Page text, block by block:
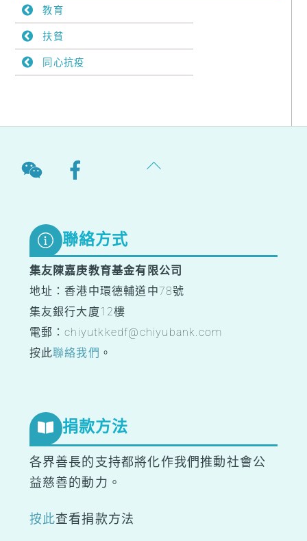
教育
扶貧
同心抗疫
Back
聯絡方式
集友陳嘉庚教育基金有限公司
地址：香港中環德輔道中78號
集友銀行大廈12樓
電郵：chiyutkkedf@chiyubank.com
按此聯絡我們 。
捐款方法
各界善長的支持都將化作我們推動社會公
益慈善的動力。
按此查看捐款方法